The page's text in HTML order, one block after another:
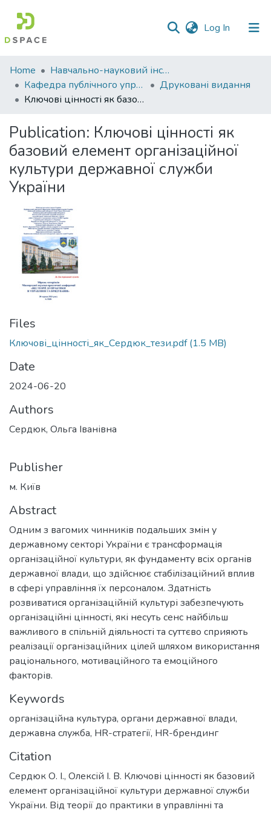
Log In (current)
Communities
&
Collections
Statistics
Home
Навчально-науковий інститут економіки, управління, права та інформаційних технологій
Кафедра публічного управління та адміністрування
Друковані видання
Ключові цінності як базовий елемент організаційної культури державної служби України
Publication: Ключові цінності як
базовий елемент організаційної
культури державної служби
України
Files
Ключові_цінності_як_Сердюк_тези.pdf(1.5 MB)
Date
2024-06-20
Authors
Сердюк, Ольга Іванівна
Publisher
м. Київ
Abstract
Одним з вагомих чинників подальших змін у
державному секторі України є трансформація
організаційної культури, як фундаменту всіх органів
державної влади, що здійснює стабілізаційний вплив
в сфері управління їх персоналом. Здатність
розвиватися організаційній культурі забезпечують
організаційні цінності, які несуть сенс найбільш
важливого в спільній діяльності та суттєво сприяють
реалізації організаційних цілей шляхом використання
раціонального, мотиваційного та емоційного
факторів.
Keywords
організаційна культура, органи державної влади,
державна служба, HR-стратегії, HR-брендинг
Citation
Сердюк О. І., Олексій І. В. Ключові цінності як базовий
елемент організаційної культури державної служби
України. Від теорії до практики в управлінні та